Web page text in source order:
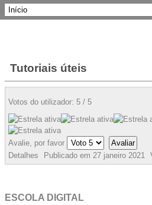
Tutoriais úteis
Votos do utilizador: 5 / 5
Avalie, por favor
Detalhes
Publicado em 27 janeiro 2021
ESCOLA DIGITAL